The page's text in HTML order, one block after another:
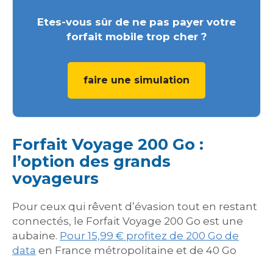
Etes-vous sûr de ne pas payer votre
forfait mobile trop cher ?
faire une simulation
Forfait Voyage 200 Go :
l’option des grands
voyageurs
Pour ceux qui rêvent d’évasion tout en restant
connectés, le Forfait Voyage 200 Go est une
aubaine. Pour 15,99 € profitez de 200 Go de
data en France métropolitaine et de 40 Go